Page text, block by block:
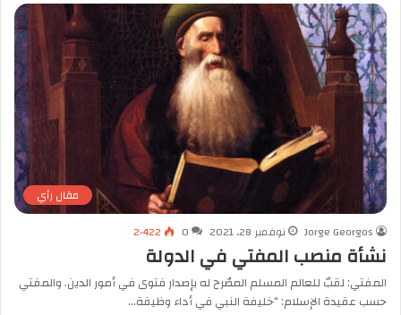
مقال رأي
Jorge Georgos
نوفمبر 28, 2021 0 2٬422
نشأة منصب المفتي في الدولة
المفتي: لقبٌ للعالم المسلم المصّرح له بإصدار فتوى في أمور الدين. والمفتي
حسب عقيدة الإسلام: “خليفة النبي في أداء وظيفة…